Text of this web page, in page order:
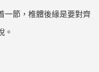
一節，椎體後緣是要對齊
。